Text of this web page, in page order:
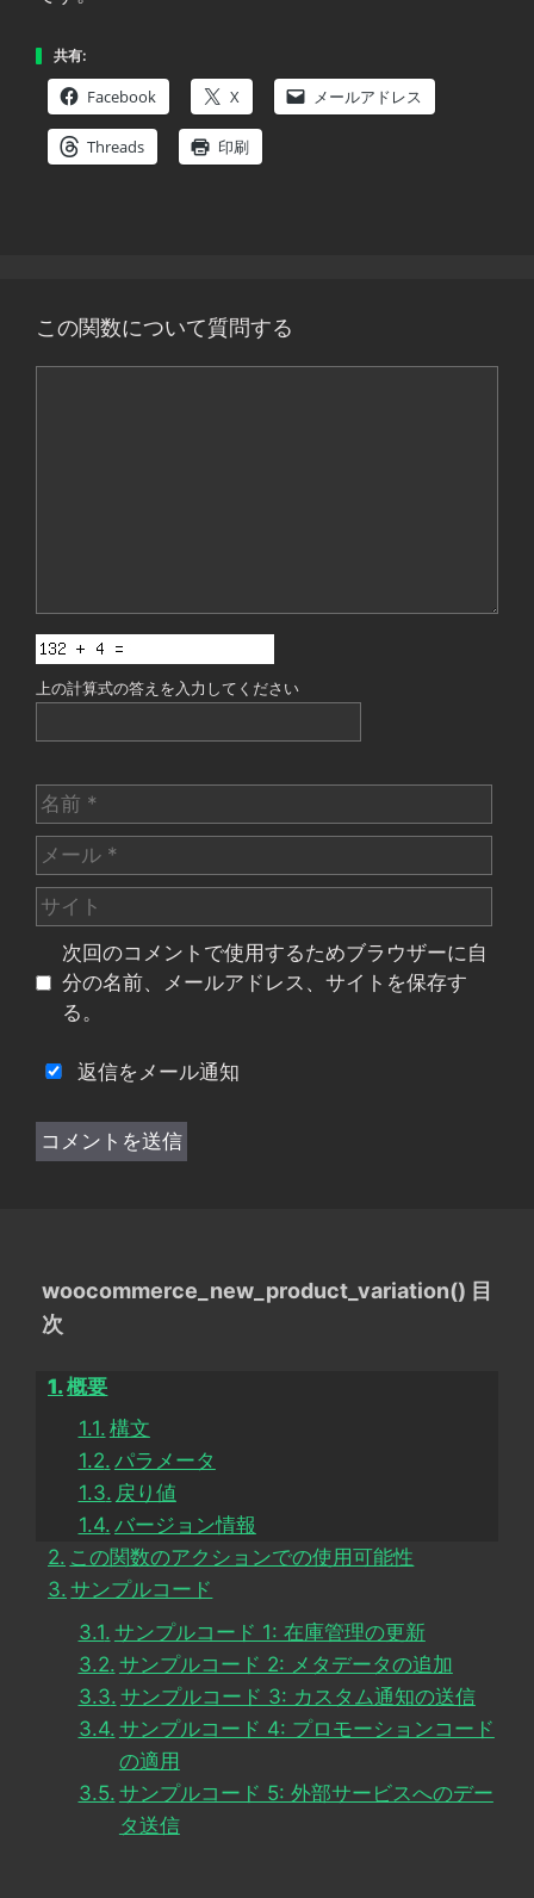
共有:
Facebook X メールアドレス
Threads 印刷
この関数について質問する
上の計算式の答えを入力してください
名
前
メ
ー
ル
サ
イ
次回のコメントで使用するためブラウザーに自
分の名前、メールアドレス、サイトを保存す
る。
返信をメール通知
woocommerce_new_product_variation() 目
次
概要
構文
パラメータ
戻り値
バージョン情報
この関数のアクションでの使用可能性
サンプルコード
サンプルコード 1: 在庫管理の更新
サンプルコード 2: メタデータの追加
サンプルコード 3: カスタム通知の送信
サンプルコード 4: プロモーションコード
の適用
サンプルコード 5: 外部サービスへのデー
タ送信